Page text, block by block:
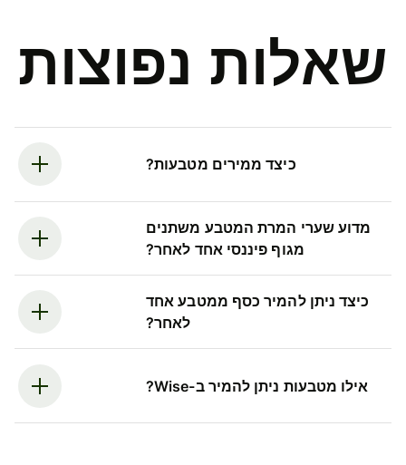
שאלות נפוצות
כיצד ממירים מטבעות?
מדוע שערי המרת המטבע משתנים
מגוף פיננסי אחד לאחר?
כיצד ניתן להמיר כסף ממטבע אחד
לאחר?
אילו מטבעות ניתן להמיר ב-Wise?